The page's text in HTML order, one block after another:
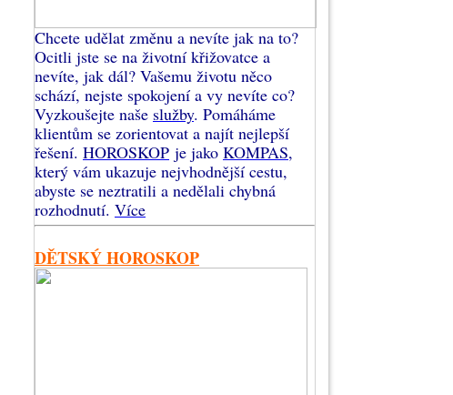
Chcete udělat změnu a nevíte jak na to?
Ocitli jste se na životní křižovatce a
nevíte, jak dál? Vašemu životu něco
schází, nejste spokojení a vy nevíte co?
Vyzkoušejte naše služby. Pomáháme
klientům se zorientovat a najít nejlepší
řešení. HOROSKOP je jako KOMPAS,
který vám ukazuje nejvhodnější cestu,
abyste se neztratili a nedělali chybná
rozhodnutí. Více
DĚTSKÝ HOROSKOP